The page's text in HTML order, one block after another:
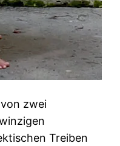
zwei
Treiben